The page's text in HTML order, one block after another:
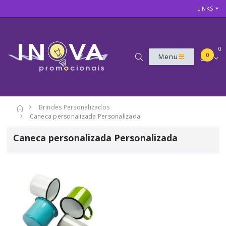
LINKS
Menu
0
0
Brindes Personalizados
Caneca personalizada Personalizada
Caneca personalizada Personalizada